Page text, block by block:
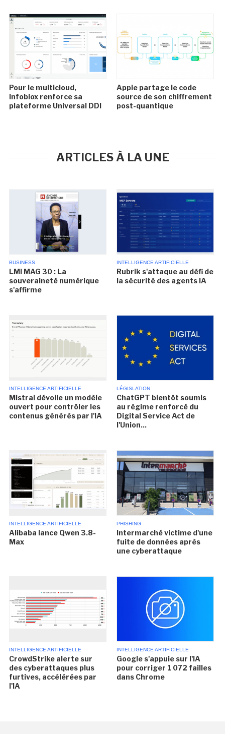
Pour le multicloud,
Infoblox renforce sa
plateforme Universal DDI
Apple partage le code
source de son chiffrement
post-quantique
ARTICLES À LA UNE
BUSINESS
LMI MAG 30 : La
souveraineté numérique
s'affirme
INTELLIGENCE ARTIFICIELLE
Rubrik s'attaque au défi de
la sécurité des agents IA
INTELLIGENCE ARTIFICIELLE
Mistral dévoile un modèle
ouvert pour contrôler les
contenus générés par l'IA
LÉGISLATION
ChatGPT bientôt soumis
au régime renforcé du
Digital Service Act de
l'Union...
INTELLIGENCE ARTIFICIELLE
Alibaba lance Qwen 3.8-
Max
PHISHING
Intermarché victime d'une
fuite de données après
une cyberattaque
INTELLIGENCE ARTIFICIELLE
CrowdStrike alerte sur
des cyberattaques plus
furtives, accélérées par
l'IA
INTELLIGENCE ARTIFICIELLE
Google s'appuie sur l'IA
pour corriger 1 072 failles
dans Chrome